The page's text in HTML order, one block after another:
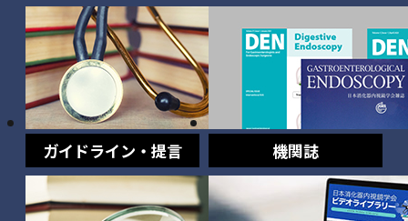
ガイドライン・提言 機関誌